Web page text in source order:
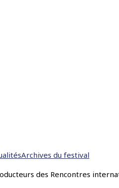
Archives du festival
des Rencontres